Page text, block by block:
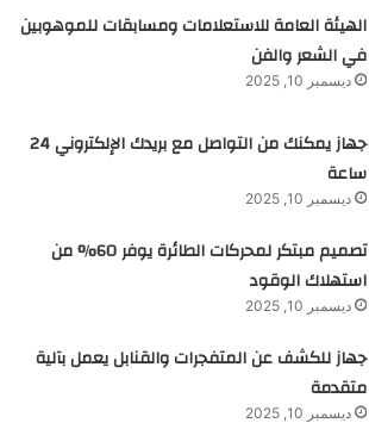
الهيئة العامة للاستعلامات ومسابقات للموهوبين
في الشعر والفن
ديسمبر 10, 2025
جهاز يمكنك من التواصل مع بريدك الإلكتروني 24
ساعة
ديسمبر 10, 2025
تصميم مبتكر لمحركات الطائرة يوفر 60% من
استهلاك الوقود
ديسمبر 10, 2025
جهاز للكشف عن المتفجرات والقنابل يعمل بآلية
متقدمة
ديسمبر 10, 2025